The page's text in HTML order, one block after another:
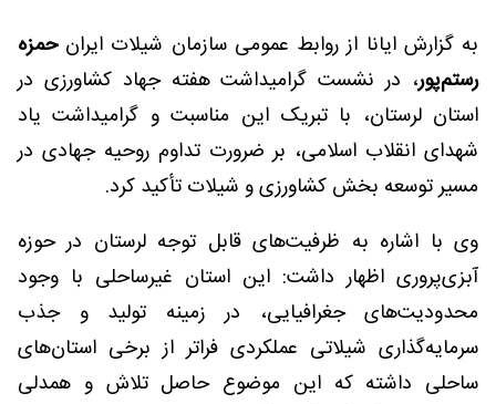
به گزارش ایانا از روابط عمومی سازمان شیلات ایرانحمزه
رستم‌پور، در نشست گرامیداشت هفته جهاد کشاورزی در
استان لرستان، با تبریک این مناسبت و گرامیداشت یاد
شهدای انقلاب اسلامی، بر ضرورت تداوم روحیه جهادی در
مسیر توسعه بخش کشاورزی و شیلات تأکید کرد.
وی با اشاره به ظرفیت‌های قابل توجه لرستان در حوزه
آبزی‌پروری اظهار داشت: این استان غیرساحلی با وجود
محدودیت‌های جغرافیایی، در زمینه تولید و جذب
سرمایه‌گذاری شیلاتی عملکردی فراتر از برخی استان‌های
ساحلی داشته که این موضوع حاصل تلاش و همدلی